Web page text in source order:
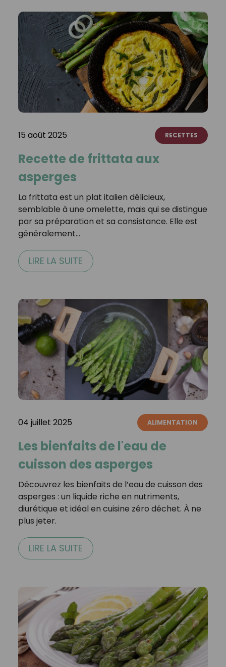
15 août 2025 RECETTES
Recette de frittata aux
asperges
La frittata est un plat italien délicieux,
semblable à une omelette, mais qui se distingue
par sa préparation et sa consistance. Elle est
généralement…
LIRE LA SUITE
04 juillet 2025 ALIMENTATION
Les bienfaits de l'eau de
cuisson des asperges
Découvrez les bienfaits de l’eau de cuisson des
asperges : un liquide riche en nutriments,
diurétique et idéal en cuisine zéro déchet. À ne
plus jeter.
LIRE LA SUITE